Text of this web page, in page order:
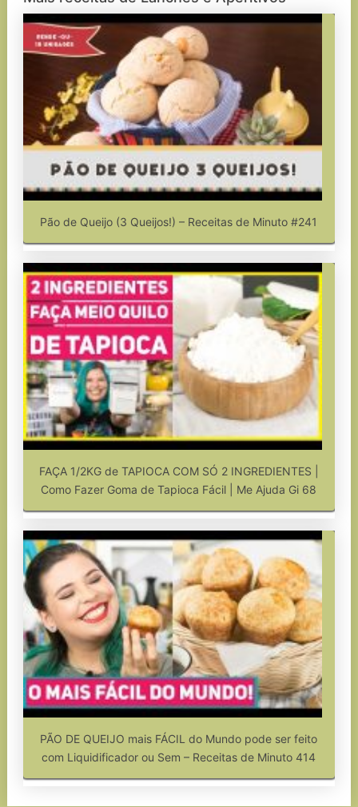
Pão de Queijo (3 Queijos!) – Receitas de Minuto #241
FAÇA 1/2KG de TAPIOCA COM SÓ 2 INGREDIENTES |
Como Fazer Goma de Tapioca Fácil | Me Ajuda Gi 68
PÃO DE QUEIJO mais FÁCIL do Mundo pode ser feito
com Liquidificador ou Sem – Receitas de Minuto 414